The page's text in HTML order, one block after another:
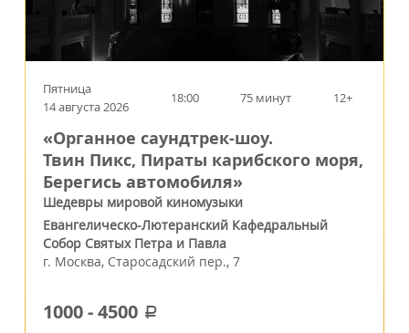
Пятница
14 августа 2026
18:00 75 минут 12+
«Органное саундтрек-шоу.
Твин Пикс, Пираты карибского моря,
Берегись автомобиля»
Шедевры мировой киномузыки
Евангелическо-Лютеранский Кафедральный
Собор Святых Петра и Павла
г. Москва, Старосадский пер., 7
1000-4500 a